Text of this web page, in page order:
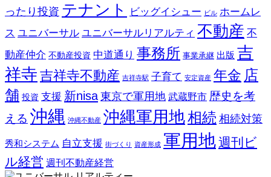
ったり投資 テナント ビッグイシュー ビル ホームレ
ス ユニバーサル ユニバーサルリアルティ 不動産 不
動産仲介 不動産投資 中道通り 事務所 事業承継 出版 吉
祥寺 吉祥寺不動産 吉祥寺駅 子育て 安定資産 年金 店
舗 投資 支援 新nisa 東京で軍用地 武蔵野市 歴史を考
える 沖縄 沖縄不動産 沖縄軍用地相続 相続対策
秀和システム 自立支援 街づくり 資産形成 軍用地週刊ビ
ル経営 週刊不動産経営